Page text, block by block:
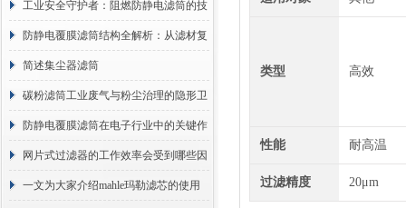
工业安全守护者：阻燃防静电滤筒的技
术原理与应用解析
防静电覆膜滤筒结构全解析：从滤材复
合到整体成型
简述集尘器滤筒
碳粉滤筒工业废气与粉尘治理的隐形卫
士
防静电覆膜滤筒在电子行业中的关键作
用
网片式过滤器的工作效率会受到哪些因
素的影响？
一文为大家介绍mahle玛勒滤芯的使用
类型 高效
性能 耐高温
过滤精度 20μm